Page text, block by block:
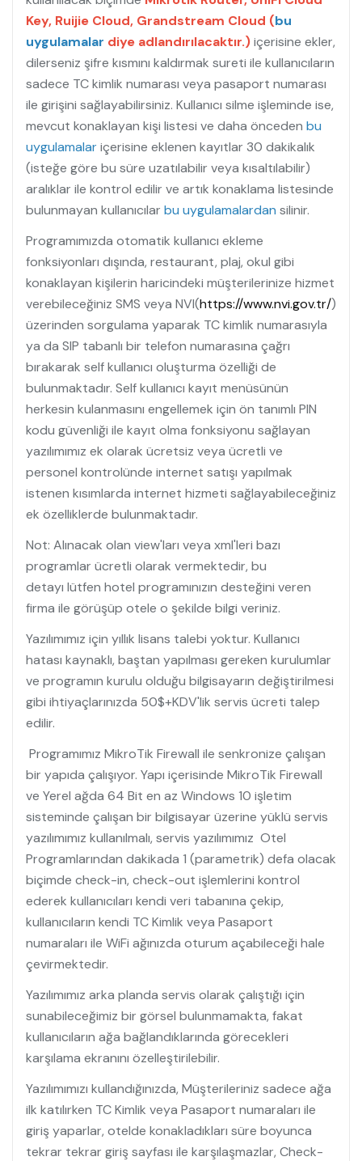
Key, Ruijie Cloud, Grandstream Cloud (bu
uygulamalar diye adlandırılacaktır.)içerisine ekler,
dilerseniz şifre kısmını kaldırmak sureti ile kullanıcıların
sadece TC kimlik numarası veya pasaport numarası
ile girişini sağlayabilirsiniz. Kullanıcı silme işleminde ise,
mevcut konaklayan kişi listesi ve daha önceden bu
uygulamalariçerisine eklenen kayıtlar 30 dakikalık
(isteğe göre bu süre uzatılabilir veya kısaltılabilir)
aralıklar ile kontrol edilir ve artık konaklama listesinde
bulunmayan kullanıcılar bu uygulamalardan silinir.
Programımızda otomatik kullanıcı ekleme
fonksiyonları dışında, restaurant, plaj, okul gibi
konaklayan kişilerin haricindeki müşterilerinize hizmet
verebileceğiniz SMS veya NVI(https://www.nvi.gov.tr/)
üzerinden sorgulama yaparak TC kimlik numarasıyla
ya da SIP tabanlı bir telefon numarasına çağrı
bırakarak self kullanıcı oluşturma özelliği de
bulunmaktadır. Self kullanıcı kayıt menüsünün
herkesin kulanmasını engellemek için ön tanımlı PIN
kodu güvenliği ile kayıt olma fonksiyonu sağlayan
yazılımımız ek olarak ücretsiz veya ücretli ve
personel kontrolünde internet satışı yapılmak
istenen kısımlarda internet hizmeti sağlayabileceğiniz
ek özelliklerde bulunmaktadır.
Not: Alınacak olan view'ları veya xml'leri bazı
programlar ücretli olarak vermektedir, bu
detayı lütfen hotel programınızın desteğini veren
firma ile görüşüp otele o şekilde bilgi veriniz.
Yazılımımız için yıllık lisans talebi yoktur. Kullanıcı
hatası kaynaklı, baştan yapılması gereken kurulumlar
ve programın kurulu olduğu bilgisayarın değiştirilmesi
gibi ihtiyaçlarınızda 50$+KDV'lik servis ücreti talep
edilir.
Programımız MikroTik Firewall ile senkronize çalışan
bir yapıda çalışıyor. Yapı içerisinde MikroTik Firewall
ve Yerel ağda 64 Bit en az Windows 10 işletim
sisteminde çalışan bir bilgisayar üzerine yüklü servis
yazılımımız kullanılmalı, servis yazılımımız Otel
Programlarından dakikada 1 (parametrik) defa olacak
biçimde check-in, check-out işlemlerini kontrol
ederek kullanıcıları kendi veri tabanına çekip,
kullanıcıların kendi TC Kimlik veya Pasaport
numaraları ile WiFi ağınızda oturum açabileceği hale
çevirmektedir.
Yazılımımız arka planda servis olarak çalıştığı için
sunabileceğimiz bir görsel bulunmamakta, fakat
kullanıcıların ağa bağlandıklarında görecekleri
karşılama ekranını özelleştirilebilir.
Yazılımımızı kullandığınızda, Müşterileriniz sadece ağa
ilk katılırken TC Kimlik veya Pasaport numaraları ile
giriş yaparlar, otelde konakladıkları süre boyunca
tekrar tekrar giriş sayfası ile karşılaşmazlar, Check-